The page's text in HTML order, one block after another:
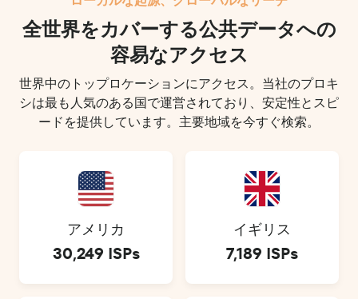
全世界をカバーする公共データへの
容易なアクセス
世界中のトップロケーションにアクセス。当社のプロキ
シは最も人気のある国で運営されており、安定性とスピ
ードを提供しています。主要地域を今すぐ検索。
アメリカ
30,249 ISPs
イギリス
7,189 ISPs